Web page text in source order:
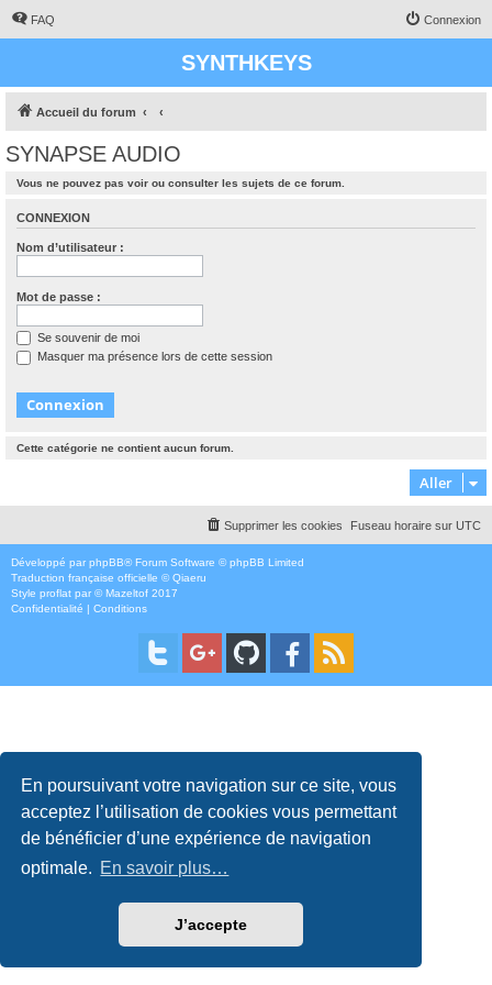
En poursuivant votre navigation sur ce site, vous
acceptez l’utilisation de cookies vous permettant
de bénéficier d’une expérience de navigation
optimale. En savoir plus…
J’accepte
FAQ Connexion
SYNTHKEYS
Accueil du forum
SYNAPSE AUDIO
Vous ne pouvez pas voir ou consulter les sujets de ce forum.
CONNEXION
Nom d’utilisateur :
Mot de passe :
Se souvenir de moi
Masquer ma présence lors de cette session
Cette catégorie ne contient aucun forum.
Aller
Fuseau horaire sur UTC
Supprimer les cookies
Développé par phpBB® Forum Software © phpBB Limited
Traduction française officielle ©Qiaeru
Style proflat par ©Mazeltof 2017
Confidentialité | Conditions